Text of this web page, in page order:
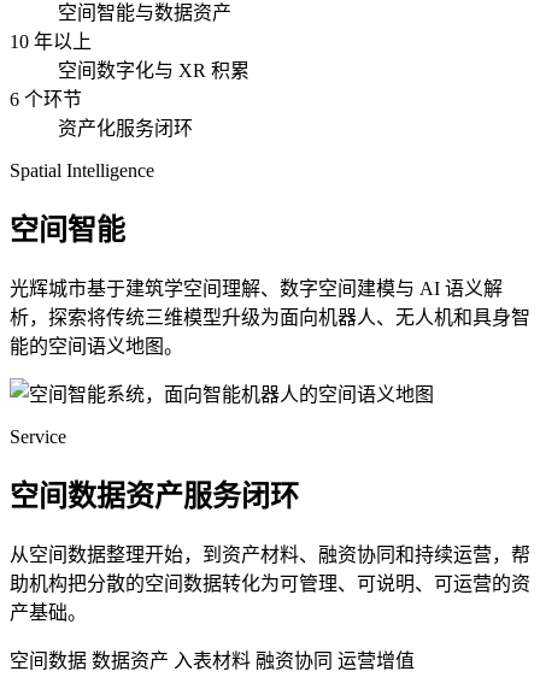
空间智能与数据资产
10 年以上
空间数字化与 XR 积累
6 个环节
资产化服务闭环
Spatial Intelligence
空间智能
光辉城市基于建筑学空间理解、数字空间建模与 AI 语义解
析，探索将传统三维模型升级为面向机器人、无人机和具身智
能的空间语义地图。
Service
空间数据资产服务闭环
从空间数据整理开始，到资产材料、融资协同和持续运营，帮
助机构把分散的空间数据转化为可管理、可说明、可运营的资
产基础。
空间数据 数据资产 入表材料 融资协同 运营增值